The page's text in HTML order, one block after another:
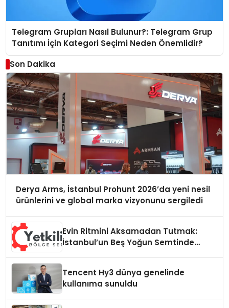
Telegram Grupları Nasıl Bulunur?: Telegram Grup
Tanıtımı İçin Kategori Seçimi Neden Önemlidir?
Son Dakika
Derya Arms, İstanbul Prohunt 2026’da yeni nesil
ürünlerini ve global marka vizyonunu sergiledi
Evin Ritmini Aksamadan Tutmak:
İstanbul’un Beş Yoğun Semtinde
Tencent Hy3 dünya genelinde
kullanıma sunuldu